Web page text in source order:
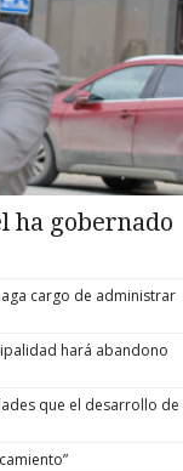
ha gobernado
cargo de administrar
hará abandono
que el desarrollo de